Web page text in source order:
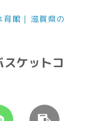
育館 | 滋賀県の
ケットコ